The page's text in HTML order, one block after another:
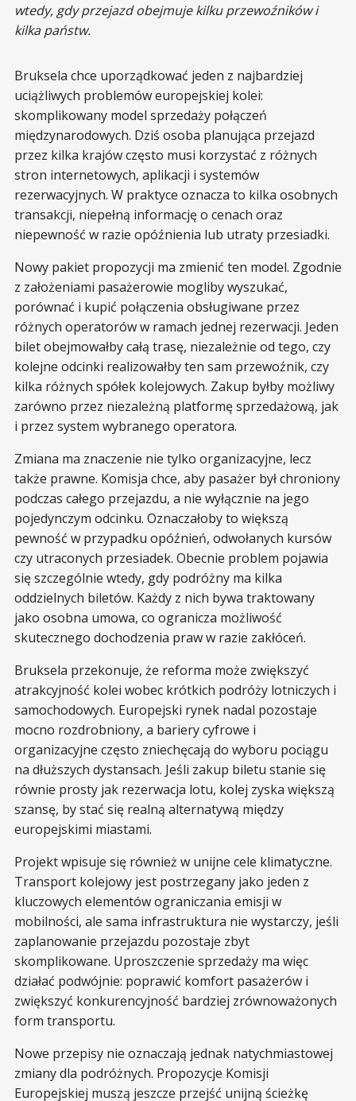
wtedy, gdy przejazd obejmuje kilku przewoźników i
kilka państw.
Bruksela chce uporządkować jeden z najbardziej
uciążliwych problemów europejskiej kolei:
skomplikowany model sprzedaży połączeń
międzynarodowych. Dziś osoba planująca przejazd
przez kilka krajów często musi korzystać z różnych
stron internetowych, aplikacji i systemów
rezerwacyjnych. W praktyce oznacza to kilka osobnych
transakcji, niepełną informację o cenach oraz
niepewność w razie opóźnienia lub utraty przesiadki.
Nowy pakiet propozycji ma zmienić ten model. Zgodnie
z założeniami pasażerowie mogliby wyszukać,
porównać i kupić połączenia obsługiwane przez
różnych operatorów w ramach jednej rezerwacji. Jeden
bilet obejmowałby całą trasę, niezależnie od tego, czy
kolejne odcinki realizowałby ten sam przewoźnik, czy
kilka różnych spółek kolejowych. Zakup byłby możliwy
zarówno przez niezależną platformę sprzedażową, jak
i przez system wybranego operatora.
Zmiana ma znaczenie nie tylko organizacyjne, lecz
także prawne. Komisja chce, aby pasażer był chroniony
podczas całego przejazdu, a nie wyłącznie na jego
pojedynczym odcinku. Oznaczałoby to większą
pewność w przypadku opóźnień, odwołanych kursów
czy utraconych przesiadek. Obecnie problem pojawia
się szczególnie wtedy, gdy podróżny ma kilka
oddzielnych biletów. Każdy z nich bywa traktowany
jako osobna umowa, co ogranicza możliwość
skutecznego dochodzenia praw w razie zakłóceń.
Bruksela przekonuje, że reforma może zwiększyć
atrakcyjność kolei wobec krótkich podróży lotniczych i
samochodowych. Europejski rynek nadal pozostaje
mocno rozdrobniony, a bariery cyfrowe i
organizacyjne często zniechęcają do wyboru pociągu
na dłuższych dystansach. Jeśli zakup biletu stanie się
równie prosty jak rezerwacja lotu, kolej zyska większą
szansę, by stać się realną alternatywą między
europejskimi miastami.
Projekt wpisuje się również w unijne cele klimatyczne.
Transport kolejowy jest postrzegany jako jeden z
kluczowych elementów ograniczania emisji w
mobilności, ale sama infrastruktura nie wystarczy, jeśli
zaplanowanie przejazdu pozostaje zbyt
skomplikowane. Uproszczenie sprzedaży ma więc
działać podwójnie: poprawić komfort pasażerów i
zwiększyć konkurencyjność bardziej zrównoważonych
form transportu.
Nowe przepisy nie oznaczają jednak natychmiastowej
zmiany dla podróżnych. Propozycje Komisji
Europejskiej muszą jeszcze przejść unijną ścieżkę